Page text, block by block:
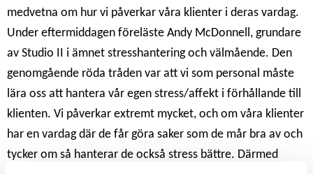
medvetna om hur vi påverkar våra klienter i deras vardag.
Under eftermiddagen föreläste Andy McDonnell, grundare
av Studio II i ämnet stresshantering och välmående. Den
genomgående röda tråden var att vi som personal måste
lära oss att hantera vår egen stress/affekt i förhållande till
klienten. Vi påverkar extremt mycket, och om våra klienter
har en vardag där de får göra saker som de mår bra av och
tycker om så hanterar de också stress bättre. Därmed